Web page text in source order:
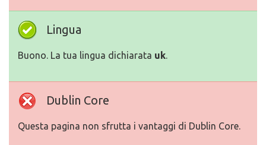
Lingua
Buono. La tua lingua dichiarata uk.
Dublin Core
Questa pagina non sfrutta i vantaggi di Dublin Core.